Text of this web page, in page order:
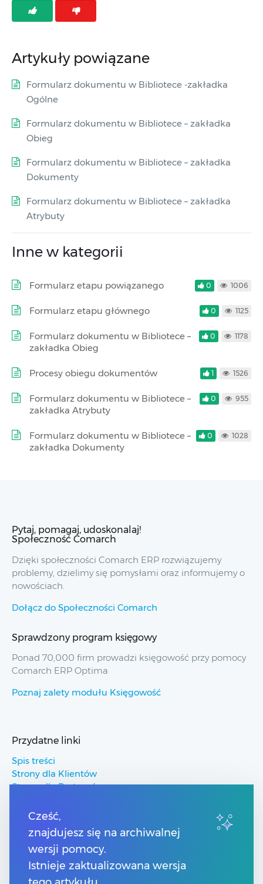
Artykuły powiązane
Formularz dokumentu w Bibliotece -zakładka
Ogólne
Formularz dokumentu w Bibliotece – zakładka
Obieg
Formularz dokumentu w Bibliotece – zakładka
Dokumenty
Formularz dokumentu w Bibliotece – zakładka
Atrybuty
Inne w kategorii
Formularz etapu powiązanego 0 1006
Formularz etapu głównego 0 1125
Formularz dokumentu w Bibliotece –
zakładka Obieg
0 1178
Procesy obiegu dokumentów 1 1526
Formularz dokumentu w Bibliotece –
zakładka Atrybuty
0 955
Formularz dokumentu w Bibliotece –
zakładka Dokumenty
0 1028
Pytaj, pomagaj, udoskonalaj!
Społeczność Comarch
Dzięki społeczności Comarch ERP rozwiązujemy
problemy, dzielimy się pomysłami oraz informujemy o
nowościach.
Dołącz do Społeczności Comarch
Sprawdzony program księgowy
Ponad 70,000 firm prowadzi księgowość przy pomocy
Comarch ERP Optima
Poznaj zalety modułu Księgowość
Przydatne linki
Spis treści
Strony dla Klientów
Strony dla Partnerów
Pomoc Comarch Betterfly
Pomoc Comarch e-Sklep
Pomoc Comarch HRM
Kontakt
Cześć,
znajdujesz się na archiwalnej
wersji pomocy.
Istnieje zaktualizowana wersja